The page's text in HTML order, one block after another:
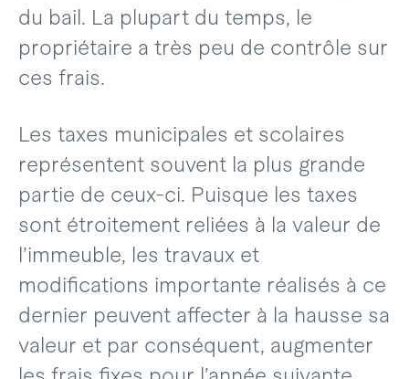
du bail. La plupart du temps, le
propriétaire a très peu de contrôle sur
ces frais.
Les taxes municipales et scolaires
représentent souvent la plus grande
partie de ceux-ci. Puisque les taxes
sont étroitement reliées à la valeur de
l’immeuble, les travaux et
modifications importante réalisés à ce
dernier peuvent affecter à la hausse sa
valeur et par conséquent, augmenter